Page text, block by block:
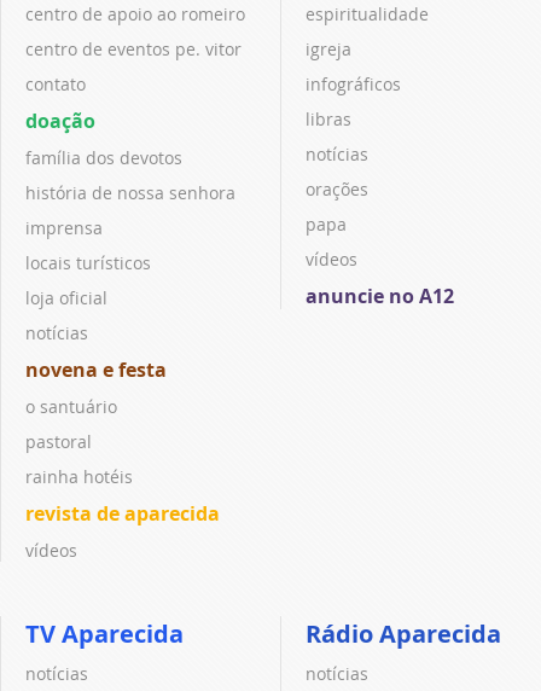
centro de apoio ao romeiro
centro de eventos pe. vitor
contato
doação
família dos devotos
história de nossa senhora
imprensa
locais turísticos
loja oficial
notícias
novena e festa
o santuário
pastoral
rainha hotéis
revista de aparecida
vídeos
espiritualidade
igreja
infográficos
libras
notícias
orações
papa
vídeos
anuncie no A12
TV Aparecida
notícias
Rádio Aparecida
notícias